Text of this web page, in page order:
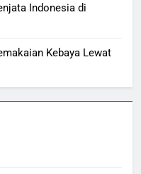
Indonesia di
Kebaya Lewat